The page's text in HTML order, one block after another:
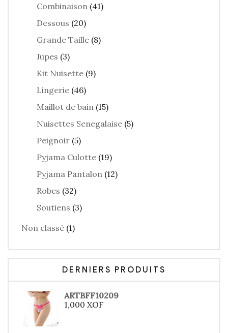
Combinaison (41)
Dessous (20)
Grande Taille (8)
Jupes (3)
Kit Nuisette (9)
Lingerie (46)
Maillot de bain (15)
Nuisettes Senegalaise (5)
Peignoir (5)
Pyjama Culotte (19)
Pyjama Pantalon (12)
Robes (32)
Soutiens (3)
Non classé (1)
DERNIERS PRODUITS
ARTBFF10209
1,000 XOF